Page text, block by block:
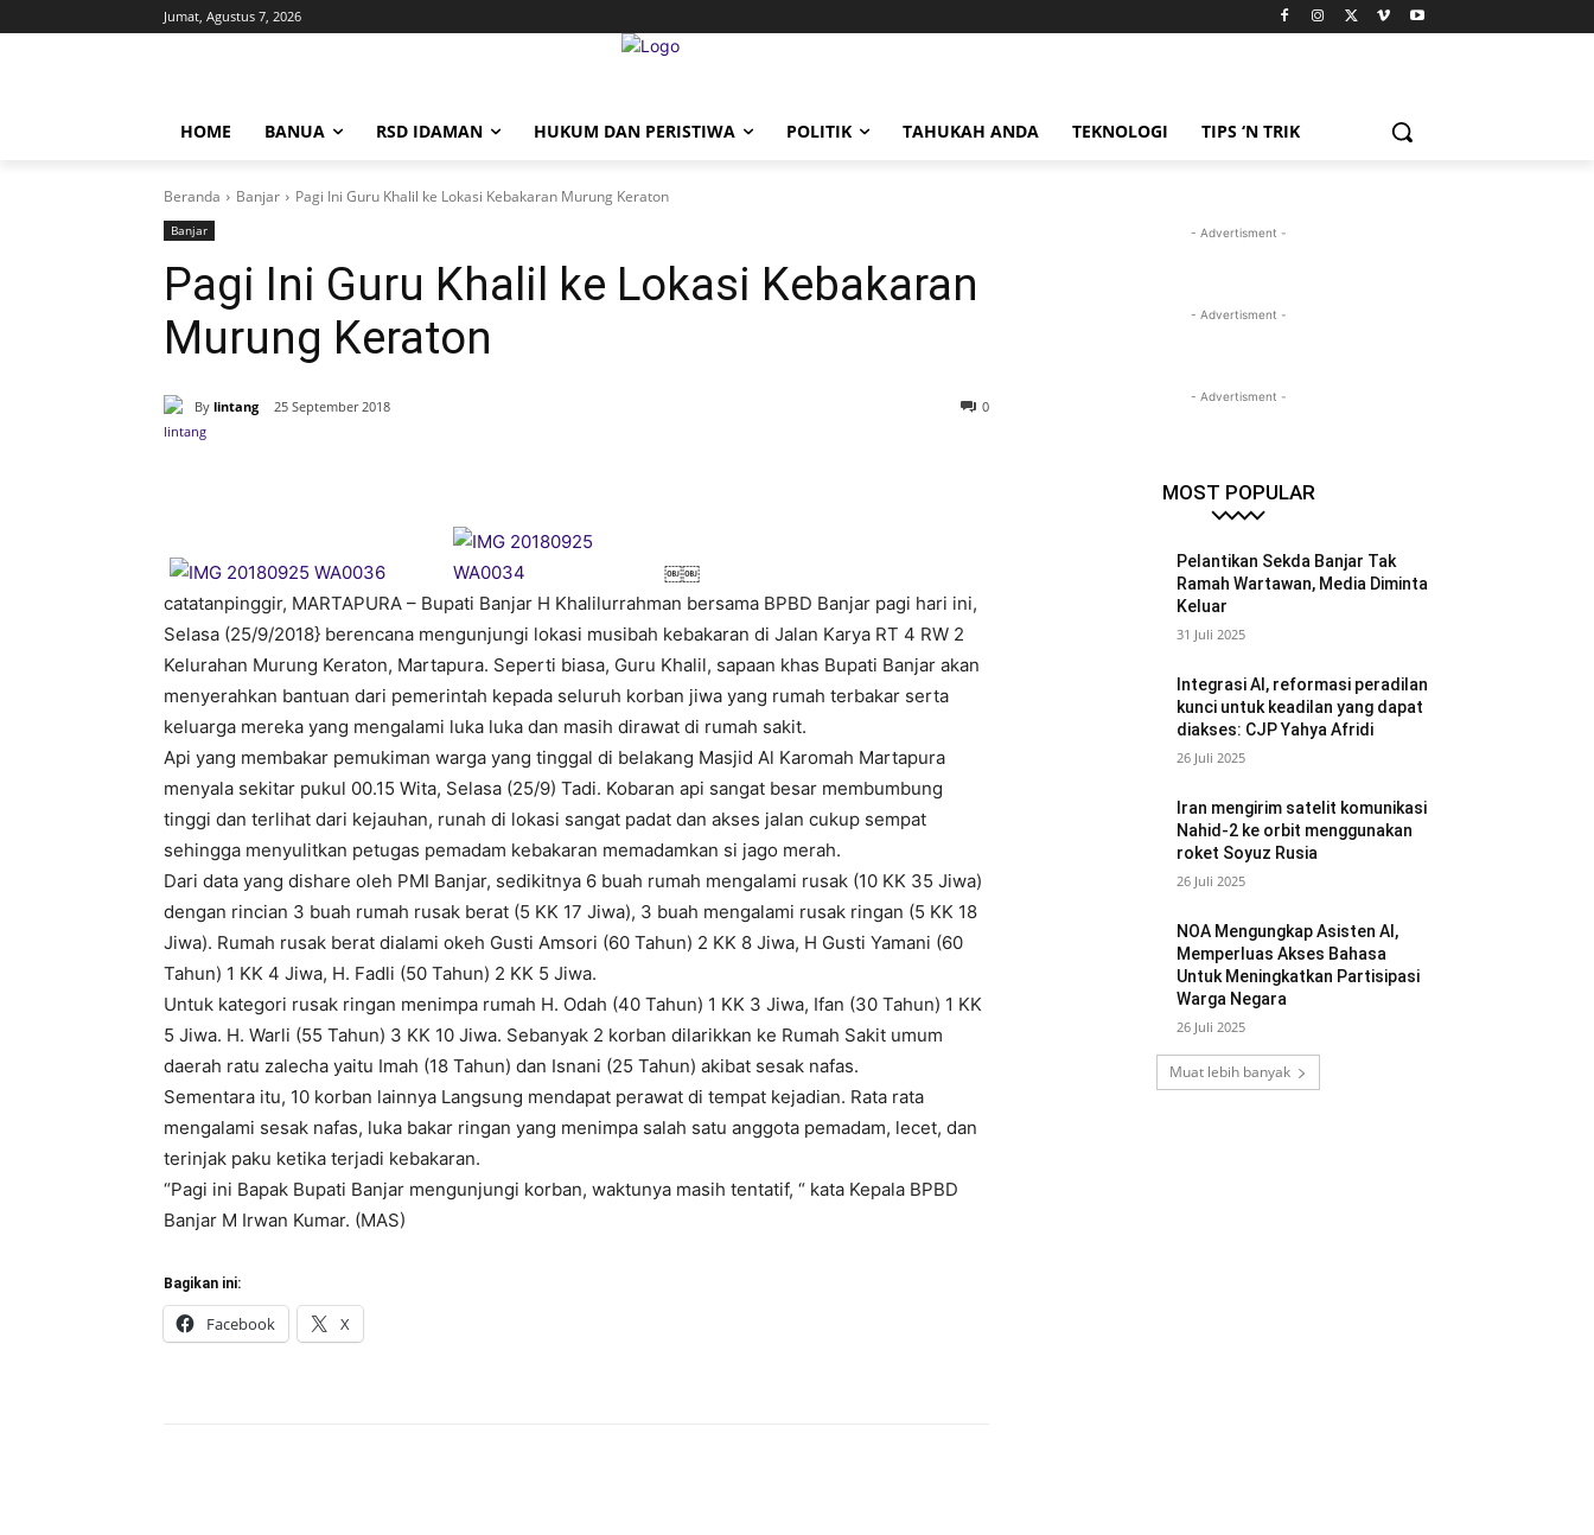
Jumat, Agustus 7, 2026
HOME BANUA RSD IDAMAN HUKUM DAN PERISTIWA POLITIK TAHUKAH ANDA TEKNOLOGI TIPS ‘N TRIK
Beranda Banjar Pagi Ini Guru Khalil ke Lokasi Kebakaran Murung Keraton
Banjar
Pagi Ini Guru Khalil ke Lokasi Kebakaran
Murung Keraton
By lintang 25 September 2018 0
￼￼
catatanpinggir, MARTAPURA – Bupati Banjar H Khalilurrahman bersama BPBD Banjar pagi hari ini,
Selasa (25/9/2018} berencana mengunjungi lokasi musibah kebakaran di Jalan Karya RT 4 RW 2
Kelurahan Murung Keraton, Martapura. Seperti biasa, Guru Khalil, sapaan khas Bupati Banjar akan
menyerahkan bantuan dari pemerintah kepada seluruh korban jiwa yang rumah terbakar serta
keluarga mereka yang mengalami luka luka dan masih dirawat di rumah sakit.
Api yang membakar pemukiman warga yang tinggal di belakang Masjid Al Karomah Martapura
menyala sekitar pukul 00.15 Wita, Selasa (25/9) Tadi. Kobaran api sangat besar membumbung
tinggi dan terlihat dari kejauhan, runah di lokasi sangat padat dan akses jalan cukup sempat
sehingga menyulitkan petugas pemadam kebakaran memadamkan si jago merah.
Dari data yang dishare oleh PMI Banjar, sedikitnya 6 buah rumah mengalami rusak (10 KK 35 Jiwa)
dengan rincian 3 buah rumah rusak berat (5 KK 17 Jiwa), 3 buah mengalami rusak ringan (5 KK 18
Jiwa). Rumah rusak berat dialami okeh Gusti Amsori (60 Tahun) 2 KK 8 Jiwa, H Gusti Yamani (60
Tahun) 1 KK 4 Jiwa, H. Fadli (50 Tahun) 2 KK 5 Jiwa.
Untuk kategori rusak ringan menimpa rumah H. Odah (40 Tahun) 1 KK 3 Jiwa, Ifan (30 Tahun) 1 KK
5 Jiwa. H. Warli (55 Tahun) 3 KK 10 Jiwa. Sebanyak 2 korban dilarikkan ke Rumah Sakit umum
daerah ratu zalecha yaitu Imah (18 Tahun) dan Isnani (25 Tahun) akibat sesak nafas.
Sementara itu, 10 korban lainnya Langsung mendapat perawat di tempat kejadian. Rata rata
mengalami sesak nafas, luka bakar ringan yang menimpa salah satu anggota pemadam, lecet, dan
terinjak paku ketika terjadi kebakaran.
“Pagi ini Bapak Bupati Banjar mengunjungi korban, waktunya masih tentatif, “ kata Kepala BPBD
Banjar M Irwan Kumar. (MAS)
Bagikan ini:
Facebook X
- Advertisment -
- Advertisment -
- Advertisment -
MOST POPULAR
Pelantikan Sekda Banjar Tak
Ramah Wartawan, Media Diminta
Keluar
31 Juli 2025
Integrasi AI, reformasi peradilan
kunci untuk keadilan yang dapat
diakses: CJP Yahya Afridi
26 Juli 2025
Iran mengirim satelit komunikasi
Nahid-2 ke orbit menggunakan
roket Soyuz Rusia
26 Juli 2025
NOA Mengungkap Asisten AI,
Memperluas Akses Bahasa
Untuk Meningkatkan Partisipasi
Warga Negara
26 Juli 2025
Muat lebih banyak